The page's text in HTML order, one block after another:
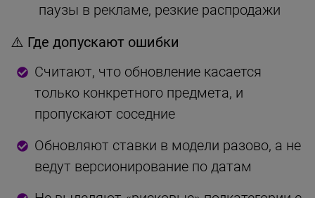
паузы в рекламе, резкие распродажи
⚠️ Где допускают ошибки
Считают, что обновление касается
только конкретного предмета, и
пропускают соседние
Обновляют ставки в модели разово, а не
ведут версионирование по датам